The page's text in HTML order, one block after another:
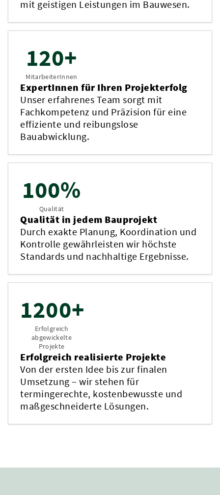
120+
MitarbeiterInnen
ExpertInnen für Ihren Projekterfolg
Unser erfahrenes Team sorgt mit
Fachkompetenz und Präzision für eine
effiziente und reibungslose
Bauabwicklung.
100%
Qualität
Qualität in jedem Bauprojekt
Durch exakte Planung, Koordination und
Kontrolle gewährleisten wir höchste
Standards und nachhaltige Ergebnisse.
1200+
Erfolgreich
abgewickelte
Projekte
Erfolgreich realisierte Projekte
Von der ersten Idee bis zur finalen
Umsetzung – wir stehen für
termingerechte, kostenbewusste und
maßgeschneiderte Lösungen.